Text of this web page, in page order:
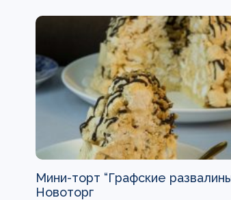
Мини-торт “Графские
Новоторг